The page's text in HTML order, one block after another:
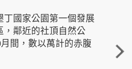
丁國家公園第一個發展
，鄰近的社頂自然公
間，數以萬計的赤腹
重
走進